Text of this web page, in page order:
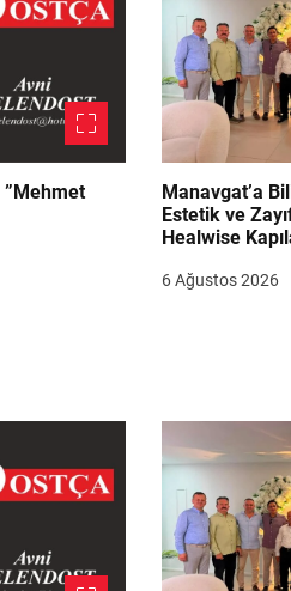
Manavgat’a
Estetik ve
Healwise
6 Ağustos 2026